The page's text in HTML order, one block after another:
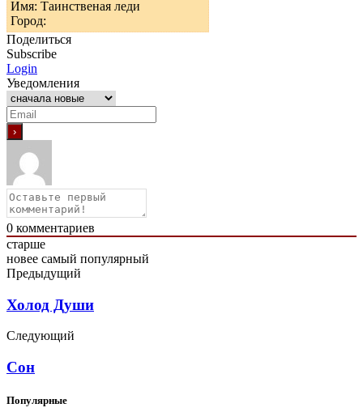
Имя: Таинственая леди
Город:
Поделиться
Subscribe
Login
Уведомления
0 комментариев
старше
новее самый популярный
Предыдущий
Холод Души
Следующий
Сон
Популярные